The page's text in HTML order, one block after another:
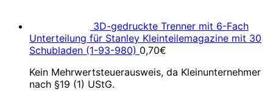
3D-gedruckte Trenner mit 6-Fach
Unterteilung für Stanley Kleinteilemagazine mit 30
Schubladen (1-93-980) 0,70€
Kein Mehrwertsteuerausweis, da Kleinunternehmer
nach §19 (1) UStG.